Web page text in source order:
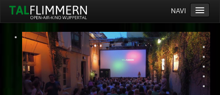
NAVI
Home
Programm
Service
Ticketinfos